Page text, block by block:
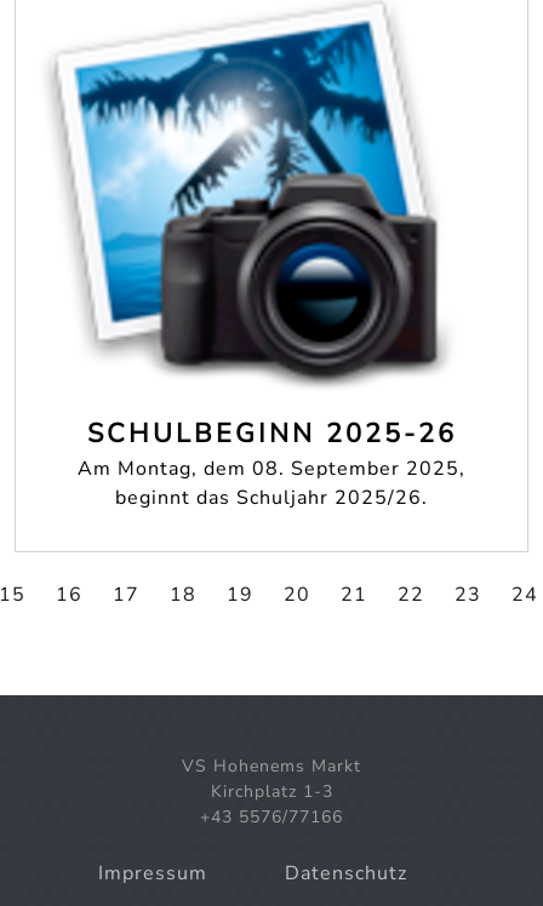
SCHULBEGINN 2025-26
Am Montag, dem 08. September 2025,
beginnt das Schuljahr 2025/26.
15 16 17 18 19 20 21 22 23 24
VS Hohenems Markt
Kirchplatz 1-3
+43 5576/77166
Impressum
Datenschutz